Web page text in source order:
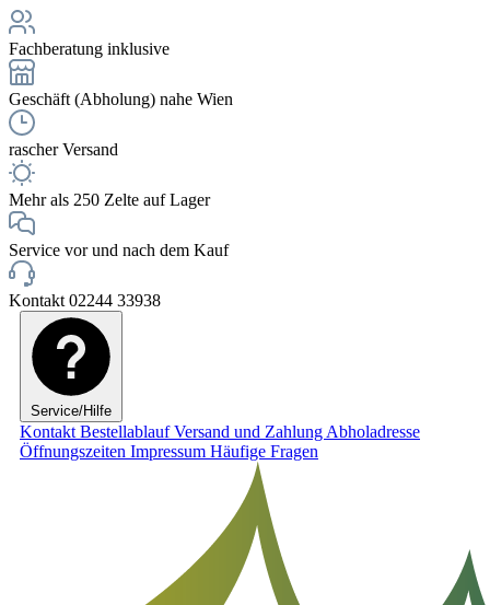
Fachberatung inklusive
Geschäft (Abholung) nahe Wien
rascher Versand
Mehr als 250 Zelte auf Lager
Service vor und nach dem Kauf
Kontakt 02244 33938
Service/Hilfe
Kontakt BestellablaufVersand und Zahlung Abholadresse
Öffnungszeiten Impressum Häufige Fragen